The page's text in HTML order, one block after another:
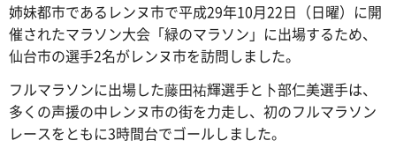
姉妹都市であるレンヌ市で平成29年10月22日（日曜）に開
催されたマラソン大会「緑のマラソン」に出場するため、
仙台市の選手2名がレンヌ市を訪問しました。
フルマラソンに出場した藤田祐輝選手と卜部仁美選手は、
多くの声援の中レンヌ市の街を力走し、初のフルマラソン
レースをともに3時間台でゴールしました。